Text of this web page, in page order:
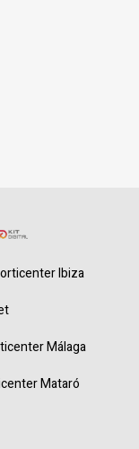
Ibiza
Málaga
Mataró